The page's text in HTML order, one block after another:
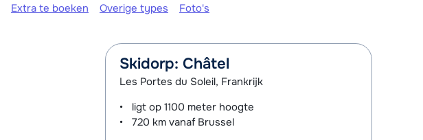
Extra te boeken Overige types Foto's
Skidorp: Châtel
Les Portes du Soleil, Frankrijk
ligt op1100 meter hoogte
720 km vanaf Brussel